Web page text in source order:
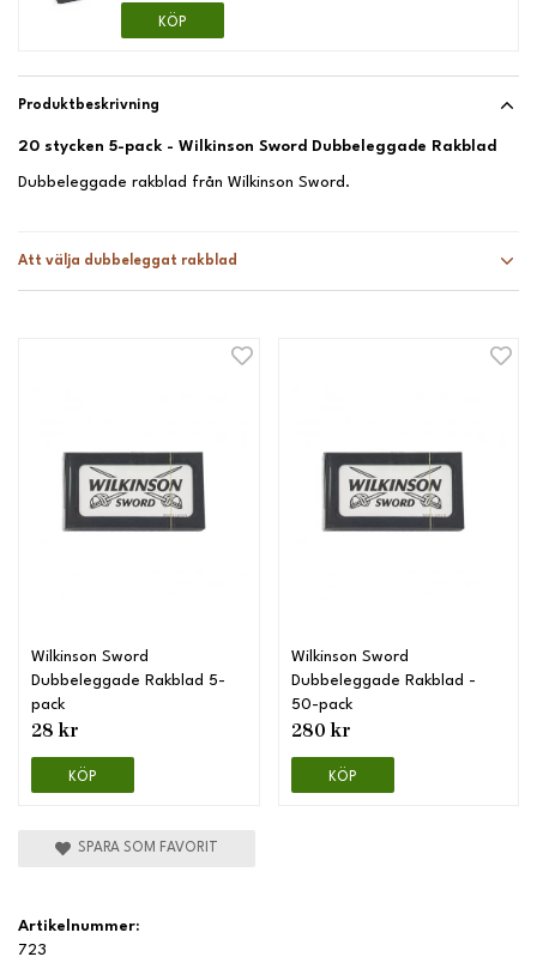
KÖP
Produktbeskrivning
Att välja dubbeleggat rakblad
20 stycken 5-pack - Wilkinson Sword Dubbeleggade Rakblad
Dubbeleggade rakblad från Wilkinson Sword.
Wilkinson Sword
Dubbeleggade Rakblad 5-
pack
28 kr
KÖP
Wilkinson Sword
Dubbeleggade Rakblad -
50-pack
280 kr
KÖP
SPARA SOM FAVORIT
Artikelnummer:
723